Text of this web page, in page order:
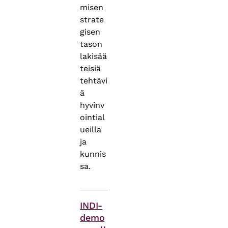
misen
strate
gisen
tason
lakisää
teisiä
tehtävi
ä
hyvinv
ointial
ueilla
ja
kunnis
sa.
INDI-
demo